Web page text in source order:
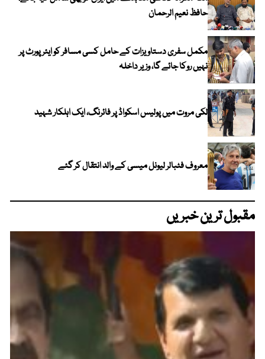
حافظ نعیم الرحمان
مکمل سفری دستاویزات کے حامل کسی مسافر کو ایئرپورٹ پر
نہیں روکا جائے گا، وزیر داخلہ
لکی مروت میں پولیس اسکواڈ پر فائرنگ، ایک اہلکار شہید
معروف فٹبالر لیونل میسی کے والد انتقال کر گئے
مقبول ترین خبریں